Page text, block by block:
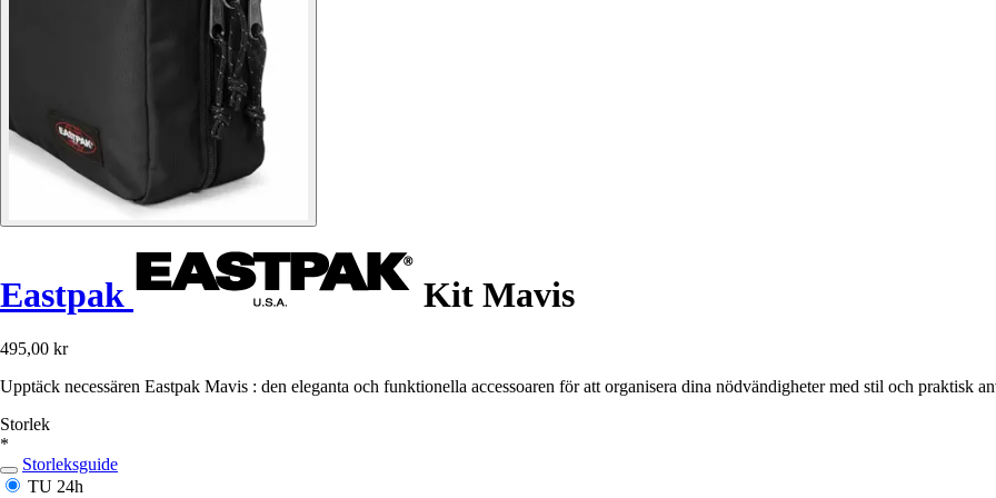
Eastpak Kit Mavis
495,00 kr
Upptäck necessären Eastpak Mavis : den eleganta och funktionella accessoaren för att organisera dina nödvändigheter med stil och praktisk
Storlek
*
Storleksguide
TU 24h